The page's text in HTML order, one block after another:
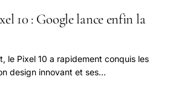
10 : Google lance enfin la
le Pixel 10 a rapidement conquis les
design innovant et ses